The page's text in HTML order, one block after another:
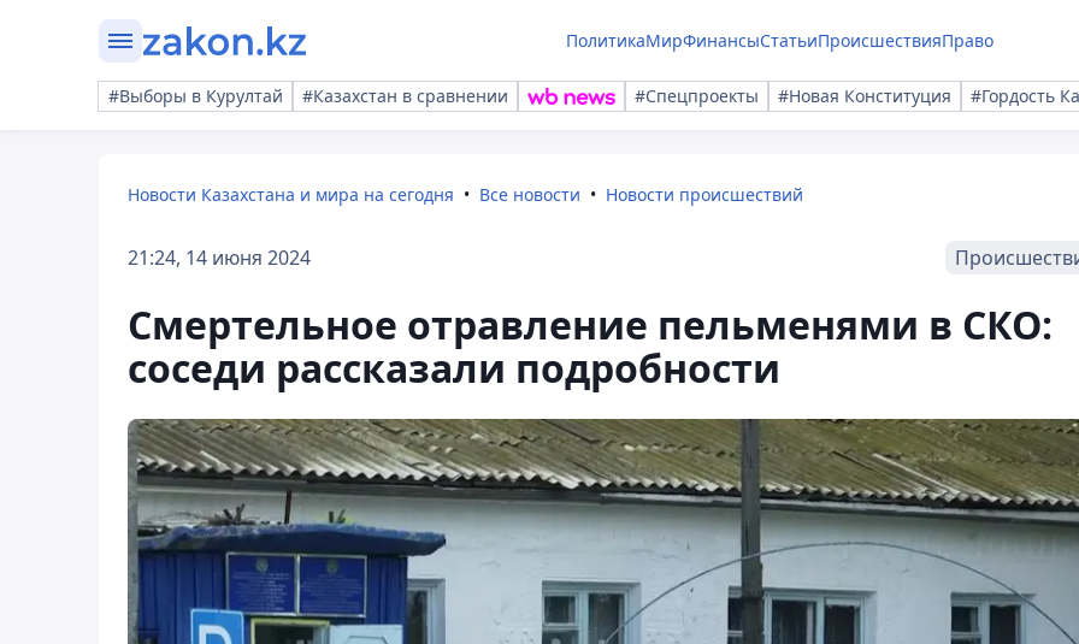
ПолитикаМирФинансыСтатьиПроисшествияПраво
#Выборы в Курултай #Казахстан в сравнении #Спецпроекты #Новая Конституция #Гордость
Новости Казахстана и мира на сегодня Все новости Новости происшествий
21:24, 14 июня 2024
Смертельное отравление пельменями в СКО:
соседи рассказали подробности